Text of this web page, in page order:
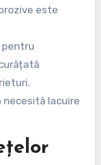
este
pentru
necesită lacuire